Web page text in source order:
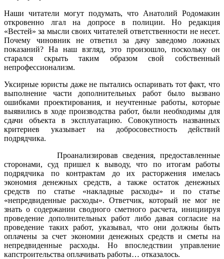
Наши читатели могут подумать, что Анатолий Родомакин
откровенно лгал на допросе в полиции. Но редакция
«Вестей» за мысли своих читателей ответственности не несет.
Почему чиновник не ответил за дачу заведомо ложных
показаний? На наш взгляд, это произошло, поскольку он
старался скрыть таким образом свой собственный
непрофессионализм.
Уксирные юристы даже не пытались оспаривать тот факт, что
выполнение части дополнительных работ было вызвано
ошибками проектирования, и неучтенные работы, которые
выявились в ходе производства работ, были необходимы для
сдачи объекта в эксплуатацию. Совокупность названных
критериев указывает на добросовестность действий
подрядчика.
Проанализировав сведения, предоставленные
сторонами, суд пришел к выводу, что по итогам работы
подрядчика по контрактам до их расторжения имелась
экономия денежных средств, а также остаток денежных
средств по статье «накладные расходы» и по статье
«непредвиденные расходы». Ответчик, который не мог не
знать о содержании сводного сметного расчета, инициируя
проведение дополнительных работ либо давая согласие на
проведение таких работ, указывал, что они должны быть
оплачены за счет экономии денежных средств и сметы на
непредвиденные расходы. Но впоследствии управление
капстроительства оплачивать работы… отказалось.